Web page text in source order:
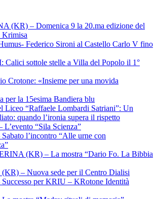
(KR) – Domenica 9 la 20.ma edizione del
Krimisa
Federico Sironi al Castello Carlo V fino
Calici sottole stelle a Villa del Popolo il 1°
Crotone: «Insieme per una movida
per la 15esima Bandiera blu
Liceo “Raffaele Lombardi Satriani”: Un
quando l’ironia supera il rispetto
“Sila Scienza”
l’incontro “Alle urne con
(KR) – La mostra “Dario Fo. La Bibbia
– Nuova sede per il Centro Dialisi
per KRIU – KRotone Identità